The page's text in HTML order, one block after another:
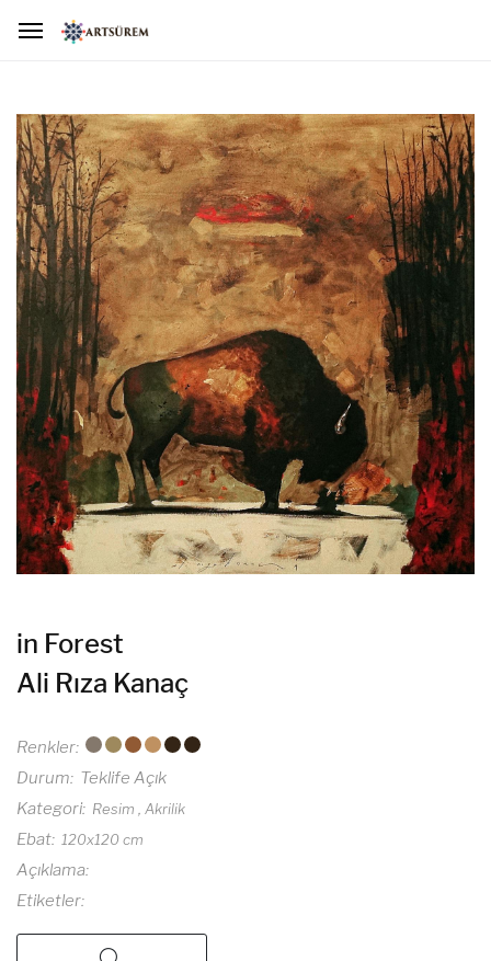
in Forest
Ali Rıza Kanaç
Renkler
Durum
Teklife Açık
Kategori
Resim Akrilik
Ebat 120x120 cm
Açıklama
Etiketler